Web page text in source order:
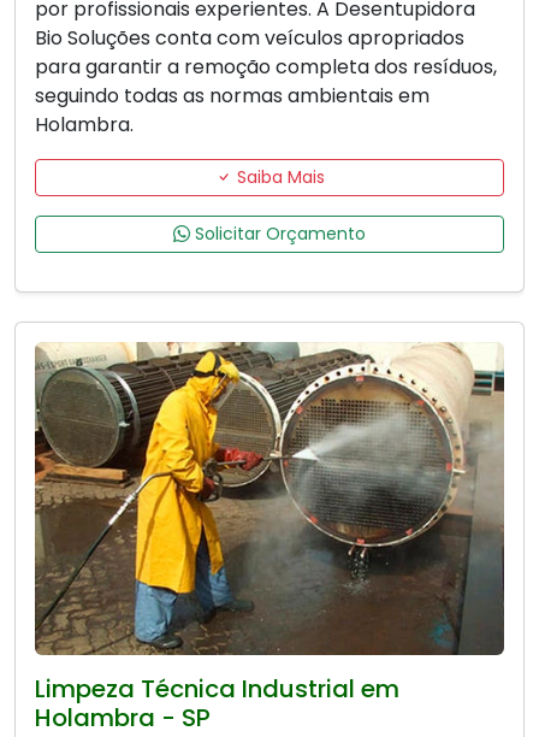
por profissionais experientes. A Desentupidora
Bio Soluções conta com veículos apropriados
para garantir a remoção completa dos resíduos,
seguindo todas as normas ambientais em
Holambra.
Saiba Mais
Solicitar Orçamento
Limpeza Técnica Industrial em
Holambra - SP